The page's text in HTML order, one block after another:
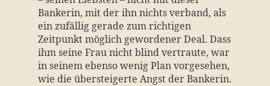
Bankerin, mit der ihn nichts verband, als
ein zufällig gerade zum richtigen
Zeitpunkt möglich gewordener Deal. Dass
ihm seine Frau nicht blind vertraute, war
in seinem ebenso wenig Plan vorgesehen,
wie die übersteigerte Angst der Bankerin.